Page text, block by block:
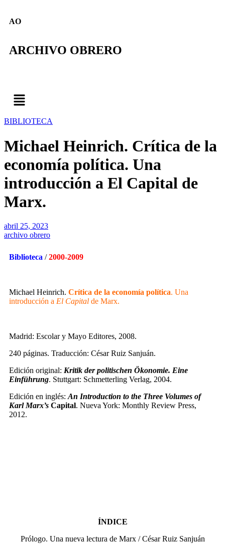
AO
ARCHIVO OBRERO
BIBLIOTECA
Michael Heinrich. Crítica de la
economía política. Una
introducción a El Capital de
Marx.
abril 25, 2023
archivo obrero
Biblioteca /2000-2009
Michael Heinrich. Crítica de la economía política. Una
introducción a El Capital de Marx.
Madrid: Escolar y Mayo Editores, 2008.
240 páginas. Traducción: César Ruiz Sanjuán.
Edición original: Kritik der politischen Ökonomie. Eine
Einführung. Stuttgart: Schmetterling Verlag, 2004.
Edición en inglés: An Introduction to the Three Volumes of
Karl Marx’s Capital. Nueva York: Monthly Review Press,
2012.
ÍNDICE
Prólogo. Una nueva lectura de Marx / César Ruiz Sanjuán